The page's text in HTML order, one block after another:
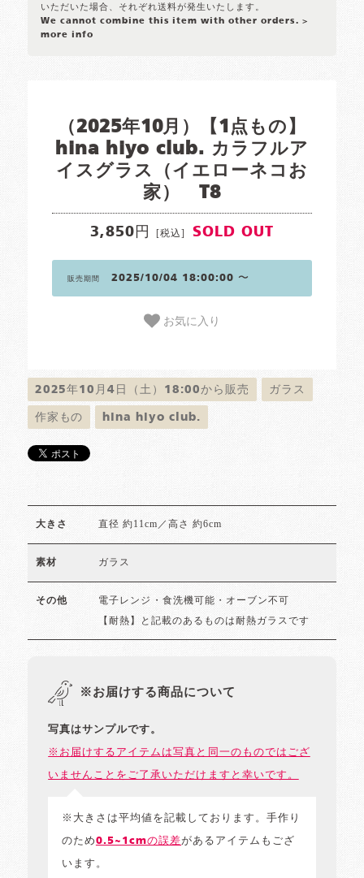
いただいた場合、それぞれ送料が発生いたします。
We cannot combine this item with other orders. >
more info
（2025年10月）【1点もの】
hina hiyo club. カラフルア
イスグラス（イエローネコお
家） T8
3,850円 [税込] SOLD OUT
販売期間 2025/10/04 18:00:00 〜
お気に入り
2025年10月4日（土）18:00から販売 ガラス
作家もの hina hiyo club.
大きさ 直径 約11cm／高さ 約6cm
素材 ガラス
その他 電子レンジ・食洗機可能・オーブン不可
【耐熱】と記載のあるものは耐熱ガラスです
※お届けする商品について
写真はサンプルです。
※お届けするアイテムは写真と同一のものではござ
いませんことをご了承いただけますと幸いです。
※大きさは平均値を記載しております。手作り
のため0.5~1cmの誤差があるアイテムもござ
います。